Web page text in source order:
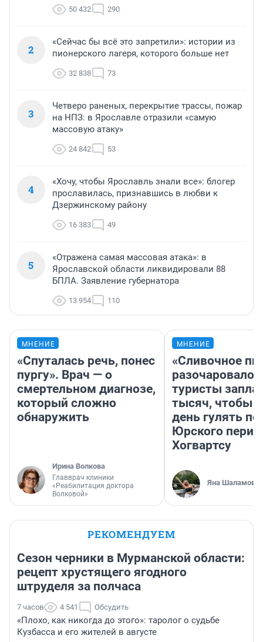
50 432 290
2
«Сейчас бы всё это запретили»: истории из
пионерского лагеря, которого больше нет
32 838 73
3
Четверо раненых, перекрытие трассы, пожар
на НПЗ: в Ярославле отразили «самую
массовую атаку»
24 842 53
4
«Хочу, чтобы Ярославль знали все»: блогер
прославилась, признавшись в любви к
Дзержинскому району
16 383 49
5
«Отражена самая массовая атака»: в
Ярославской области ликвидировали 88
БПЛА. Заявление губернатора
13 954 110
МНЕНИЕ
«Спуталась речь, понес
пургу». Врач — о
смертельном диагнозе,
который сложно
обнаружить
Ирина Волкова
Главврач клиники
«Реабилитация доктора
Волковой»
МНЕНИЕ
«Сливочное
разочаровало»:
туристы
тысяч, чтобы
день гулять по
Юрского
Хогвартсу
Яна Шаламова
РЕКОМЕНДУЕМ
Сезон черники в Мурманской области:
рецепт хрустящего ягодного
штруделя за полчаса
7 часов 4 541 Обсудить
«Плохо, как никогда до этого»: таролог о судьбе
Кузбасса и его жителей в августе